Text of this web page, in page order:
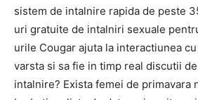
sistem de intalnire rapida de peste
uri gratuite de intalniri sexuale
urile Cougar ajuta la interactiunea
varsta si sa fie in timp real discutii
intalnire? Exista femei de primavara